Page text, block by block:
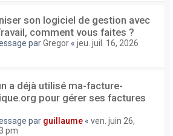
son logiciel de gestion avec
comment vous faites ?
parGregor « jeu. juil. 16, 2026
a déjà utilisé ma-facture-
pour gérer ses factures
par guillaume « ven. juin 26,
pm